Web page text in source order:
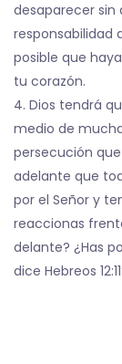
desaparecer
responsabilidad
posible que
tu corazón.
4. Dios tendrá
medio de
persecución
adelante que
por el Señor y
reaccionas
delante? ¿Has
dice Hebreos